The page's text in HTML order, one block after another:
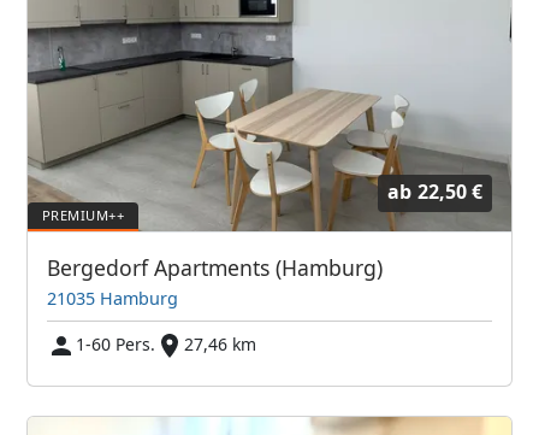
ab 22,50 €
Bergedorf Apartments (Hamburg)
21035 Hamburg
1-60 Pers.
27,46 km